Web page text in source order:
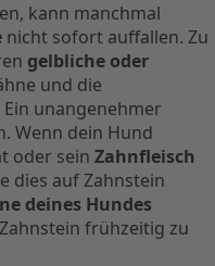
kann manchmal
nicht sofort auffallen. Zu
gelbliche oder
und die
Ein unangenehmer
Wenn dein Hund
oder sein Zahnfleisch
dies auf Zahnstein
deines Hundes
frühzeitig zu